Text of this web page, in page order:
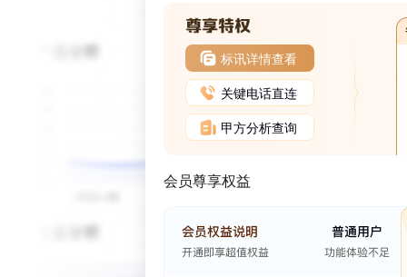
标讯详情查看
关键电话直连
甲方分析查询
会员尊享权益